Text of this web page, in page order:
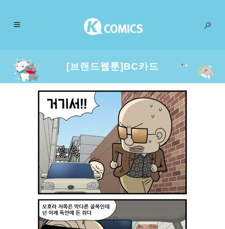
[브랜드웹툰]BC카드